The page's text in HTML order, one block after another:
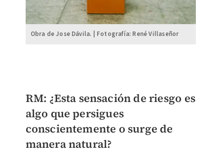
Obra de Jose Dávila. | Fotografía: René Villaseñor
RM: ¿Esta sensación de riesgo es
algo que persigues
conscientemente o surge de
manera natural?